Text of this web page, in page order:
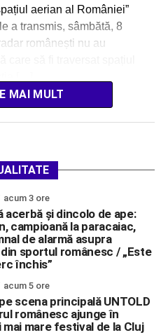
aerian al României”
a transmis, sâmbătă, 8
românești nu au
MAI MULT
acum 3 ore
acerbă și dincolo de ape:
campioană la paracaiac,
de alarmă asupra
sportul românesc / „Este
închis”
acum 5 ore
scena principală UNTOLD
românesc ajunge în
mare festival de la Cluj